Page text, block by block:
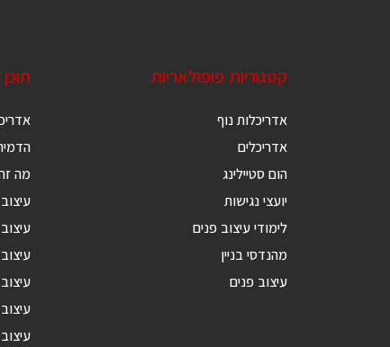
קטגוריות פופולאריות
אדריכלות נוף
אדריכלים
הום סטיילינג
יועצי נגישות
לימודי עיצוב פנים
מהנדסי בניין
עיצוב פנים
מה